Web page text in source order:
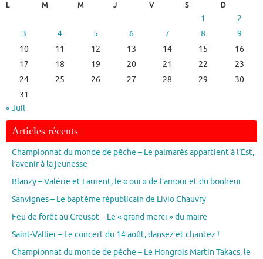
L
M M J V S D
1
2
3
4 5 6 7 8
9
10
11 12 13 14 15
16
17
18 19 20 21 22
23
24
25 26 27 28 29
30
31
« Juil
Articles récents
Championnat du monde de pêche – Le palmarès appartient à l’Est,
l’avenir à la jeunesse
Blanzy – Valérie et Laurent, le « oui » de l’amour et du bonheur
Sanvignes – Le baptême républicain de Livio Chauvry
Feu de forêt au Creusot – Le « grand merci » du maire
Saint-Vallier – Le concert du 14 août, dansez et chantez !
Championnat du monde de pêche – Le Hongrois Martin Takacs, le